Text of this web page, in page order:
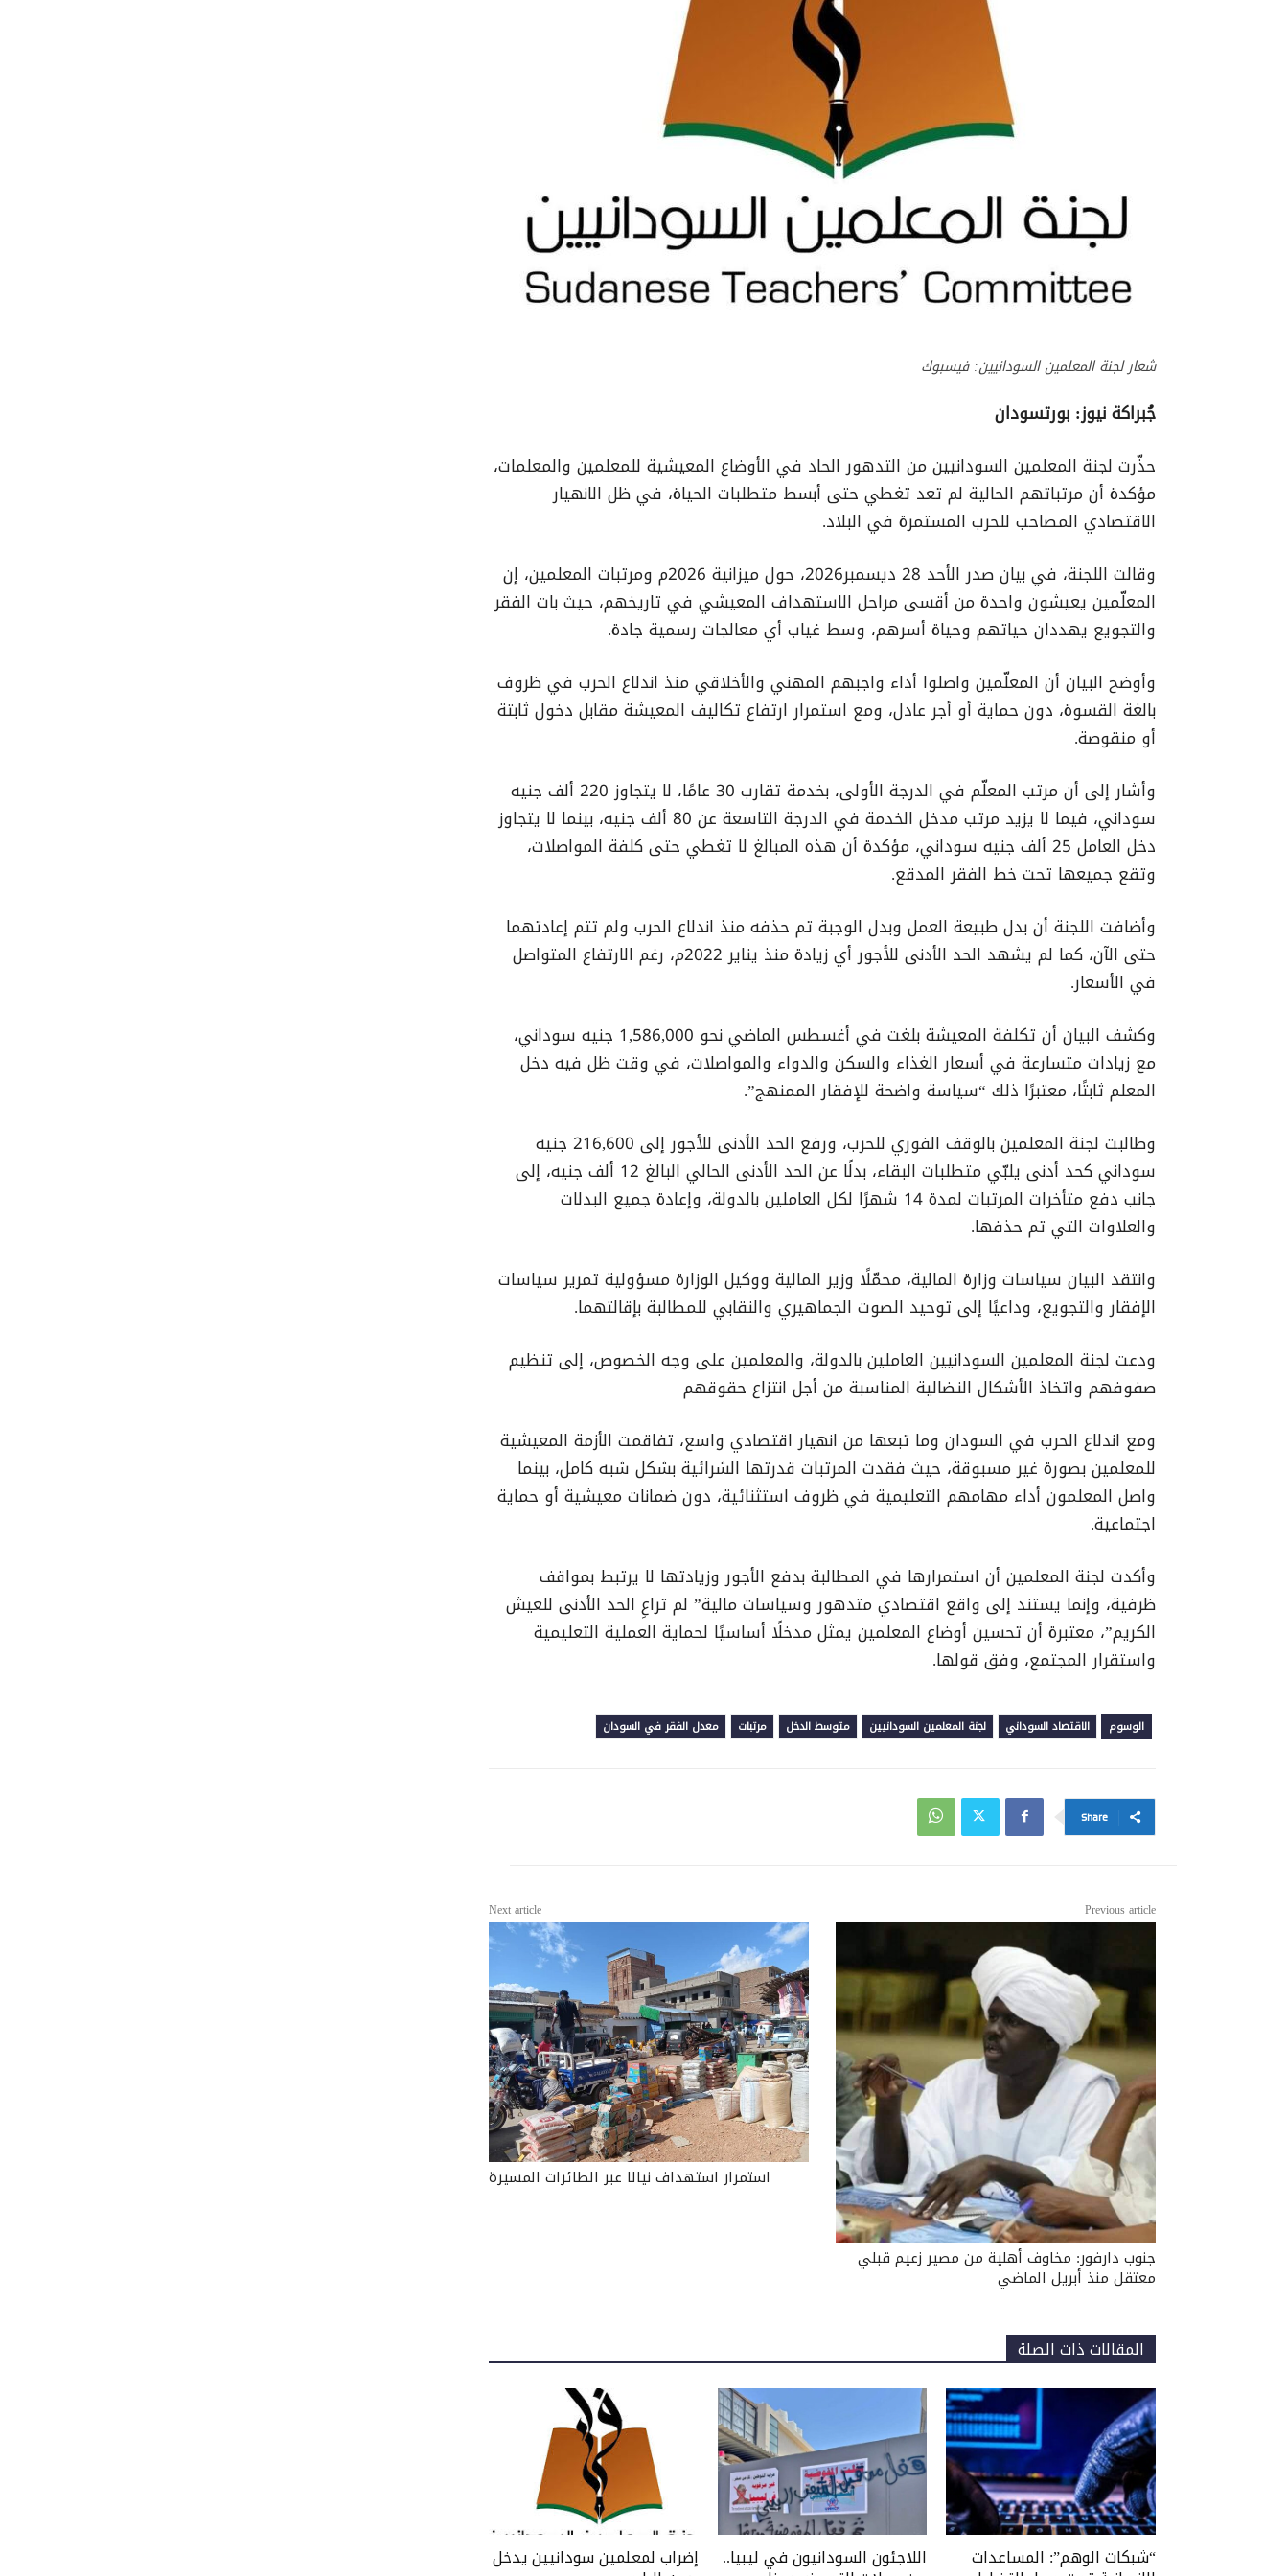
شعار لجنة المعلمين السودانيين: فيسبوك
جُبراكة نيوز: بورتسودان
حذّرت لجنة المعلمين السودانيين من التدهور الحاد في الأوضاع المعيشية للمعلمين والمعلمات،
مؤكدة أن مرتباتهم الحالية لم تعد تغطي حتى أبسط متطلبات الحياة، في ظل الانهيار
الاقتصادي المصاحب للحرب المستمرة في البلاد.
وقالت اللجنة، في بيان صدر الأحد 28 ديسمبر2026، حول ميزانية 2026م ومرتبات المعلمين، إن
المعلّمين يعيشون واحدة من أقسى مراحل الاستهداف المعيشي في تاريخهم، حيث بات الفقر
والتجويع يهددان حياتهم وحياة أسرهم، وسط غياب أي معالجات رسمية جادة.
وأوضح البيان أن المعلّمين واصلوا أداء واجبهم المهني والأخلاقي منذ اندلاع الحرب في ظروف
بالغة القسوة، دون حماية أو أجر عادل، ومع استمرار ارتفاع تكاليف المعيشة مقابل دخول ثابتة
أو منقوصة.
وأشار إلى أن مرتب المعلّم في الدرجة الأولى، بخدمة تقارب 30 عامًا، لا يتجاوز 220 ألف جنيه
سوداني، فيما لا يزيد مرتب مدخل الخدمة في الدرجة التاسعة عن 80 ألف جنيه، بينما لا يتجاوز
دخل العامل 25 ألف جنيه سوداني، مؤكدة أن هذه المبالغ لا تغطي حتى كلفة المواصلات،
وتقع جميعها تحت خط الفقر المدقع.
وأضافت اللجنة أن بدل طبيعة العمل وبدل الوجبة تم حذفه منذ اندلاع الحرب ولم تتم إعادتهما
حتى الآن، كما لم يشهد الحد الأدنى للأجور أي زيادة منذ يناير 2022م، رغم الارتفاع المتواصل
في الأسعار.
وكشف البيان أن تكلفة المعيشة بلغت في أغسطس الماضي نحو 1,586,000 جنيه سوداني،
مع زيادات متسارعة في أسعار الغذاء والسكن والدواء والمواصلات، في وقت ظل فيه دخل
المعلم ثابتًا، معتبرًا ذلك “سياسة واضحة للإفقار الممنهج”.
وطالبت لجنة المعلمين بالوقف الفوري للحرب، ورفع الحد الأدنى للأجور إلى 216,600 جنيه
سوداني كحد أدنى يلبّي متطلبات البقاء، بدلًا عن الحد الأدنى الحالي البالغ 12 ألف جنيه، إلى
جانب دفع متأخرات المرتبات لمدة 14 شهرًا لكل العاملين بالدولة، وإعادة جميع البدلات
والعلاوات التي تم حذفها.
وانتقد البيان سياسات وزارة المالية، محمّلًا وزير المالية ووكيل الوزارة مسؤولية تمرير سياسات
الإفقار والتجويع، وداعيًا إلى توحيد الصوت الجماهيري والنقابي للمطالبة بإقالتهما.
ودعت لجنة المعلمين السودانيين العاملين بالدولة، والمعلمين على وجه الخصوص، إلى تنظيم
صفوفهم واتخاذ الأشكال النضالية المناسبة من أجل انتزاع حقوقهم
ومع اندلاع الحرب في السودان وما تبعها من انهيار اقتصادي واسع، تفاقمت الأزمة المعيشية
للمعلمين بصورة غير مسبوقة، حيث فقدت المرتبات قدرتها الشرائية بشكل شبه كامل، بينما
واصل المعلمون أداء مهامهم التعليمية في ظروف استثنائية، دون ضمانات معيشية أو حماية
اجتماعية.
وأكدت لجنة المعلمين أن استمرارها في المطالبة بدفع الأجور وزيادتها لا يرتبط بمواقف
ظرفية، وإنما يستند إلى واقع اقتصادي متدهور وسياسات مالية” لم تراعِ الحد الأدنى للعيش
الكريم”، معتبرة أن تحسين أوضاع المعلمين يمثل مدخلًا أساسيًا لحماية العملية التعليمية
واستقرار المجتمع، وفق قولها.
الوسوم الاقتصاد السوداني لجنة المعلمين السودانيين متوسط الدخل مرتبات معدل الفقر في السودان
Share
Previous article
جنوب دارفور: مخاوف أهلية من مصير زعيم قبلي
معتقل منذ أبريل الماضي
Next article
استمرار استهداف نيالا عبر الطائرات المسيرة
المقالات ذات الصلة
“شبكات الوهم”: المساعدات اللاجئون السودانيون في ليبيا.. إضراب لمعلمين سودانيين يدخل